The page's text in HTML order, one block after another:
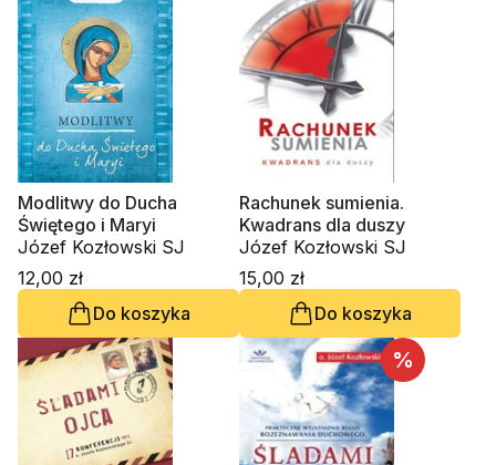
Modlitwy do Ducha
Świętego i Maryi
Józef Kozłowski SJ
12,00 zł
Do koszyka
Rachunek sumienia.
Kwadrans dla duszy
Józef Kozłowski SJ
15,00 zł
Do koszyka
%